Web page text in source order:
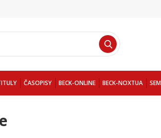
ČASOPISY BECK-ONLINE BECK-NOXTUA